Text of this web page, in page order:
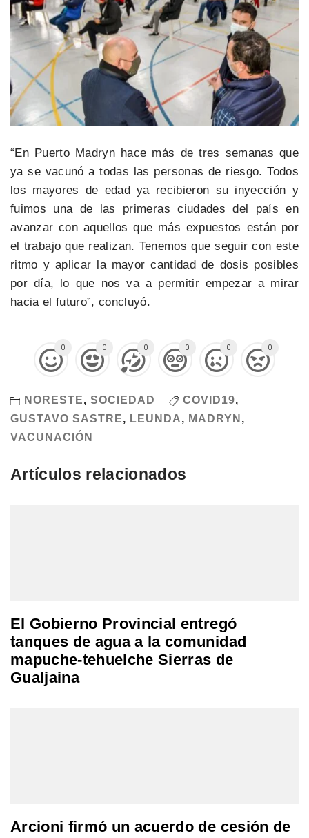
“En Puerto Madryn hace más de tres semanas que
ya se vacunó a todas las personas de riesgo. Todos
los mayores de edad ya recibieron su inyección y
fuimos una de las primeras ciudades del país en
avanzar con aquellos que más expuestos están por
el trabajo que realizan. Tenemos que seguir con este
ritmo y aplicar la mayor cantidad de dosis posibles
por día, lo que nos va a permitir empezar a mirar
hacia el futuro”, concluyó.
0 0 0 0 0 0
NORESTE, SOCIEDAD COVID19,
GUSTAVO SASTRE, LEUNDA, MADRYN ,
VACUNACIÓN
Artículos relacionados
El Gobierno Provincial entregó
tanques de agua a la comunidad
mapuche-tehuelche Sierras de
Gualjaina
Arcioni firmó un acuerdo de cesión de